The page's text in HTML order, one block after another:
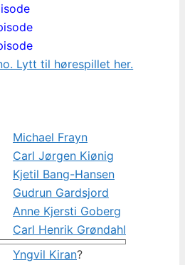
Lytt til hørespillet her.
Michael Frayn
Carl Jørgen Kiønig
Kjetil Bang-Hansen
Gudrun Gardsjord
Anne Kjersti Goberg
Carl Henrik Grøndahl
Yngvil Kiran?